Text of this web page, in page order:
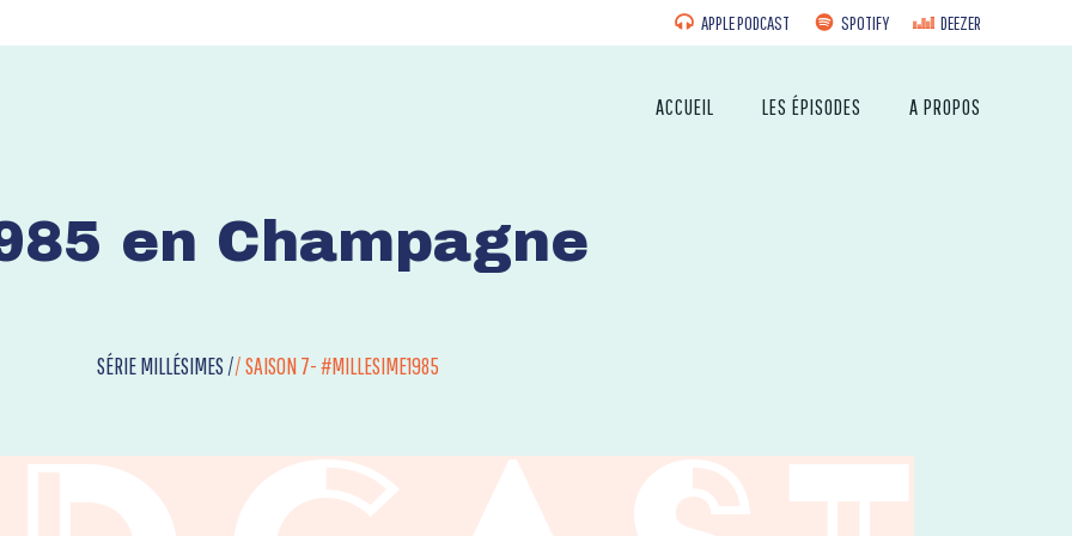
APPLE PODCAST SPOTIFY DEEZER
ACCUEIL LES ÉPISODES A PROPOS
en Champagne
SÉRIE MILLÉSIMES //SAISON 7- #MILLESIME1985